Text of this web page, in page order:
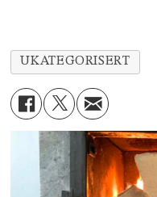
UKATEGORISERT